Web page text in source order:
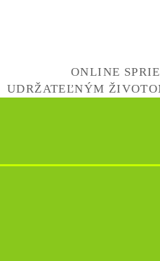
ONLINE
UDRŽATEĽNÝM